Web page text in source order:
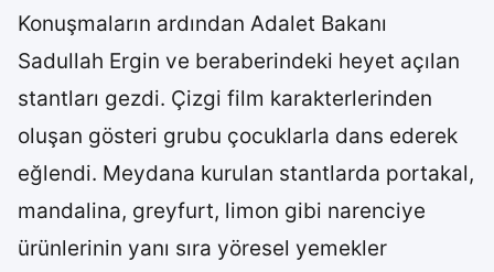
Konuşmaların ardından Adalet Bakanı
Sadullah Ergin ve beraberindeki heyet açılan
stantları gezdi. Çizgi film karakterlerinden
oluşan gösteri grubu çocuklarla dans ederek
eğlendi. Meydana kurulan stantlarda portakal,
mandalina, greyfurt, limon gibi narenciye
ürünlerinin yanı sıra yöresel yemekler